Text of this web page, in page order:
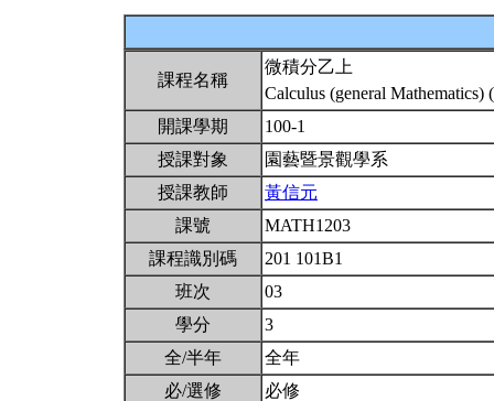
課程名稱
微積分乙上
Calculus (general Mathematics)
開課學期
100-1
授課對象
園藝暨景觀學系
授課教師
黃信元
課號
MATH1203
課程識別碼
201 101B1
班次
03
學分
3
全/半年
全年
必/選修
必修